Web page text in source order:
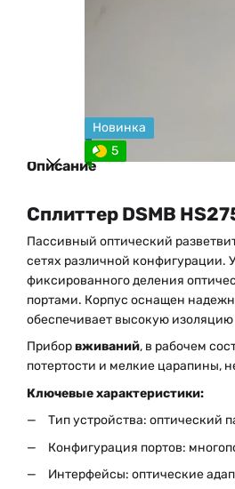
Новинка
5
Описание
Сплиттер DSMB
Пассивный оптический
сетях различной конфигурации.
фиксированного деления
портами. Корпус оснащен
обеспечивает высокую
Приборвживаний, в рабочем
потертости и мелкие царапины,
Ключевые характеристики:
Тип устройства: оптический
Конфигурация портов:
Интерфейсы: оптические